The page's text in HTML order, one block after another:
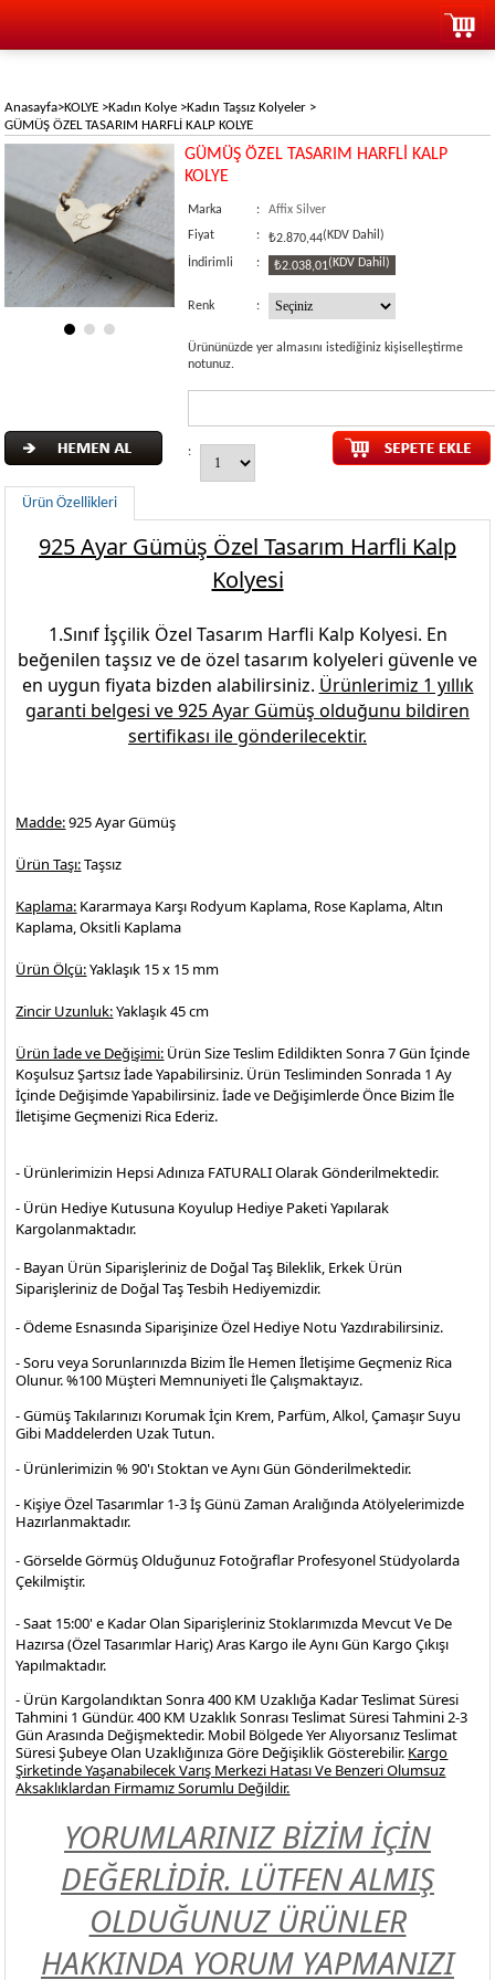
Anasayfa>KOLYE >Kadın Kolye >Kadın Taşsız Kolyeler >
GÜMÜŞ ÖZEL TASARIM HARFLİ KALP KOLYE
GÜMÜŞ ÖZEL TASARIM HARFLİ KALP
KOLYE
Marka :
Affix Silver
Fiyat
: ₺2.870,44(KDV Dahil)
İndirimli : ₺2.038,01(KDV Dahil)
Renk :
Ürününüzde yer almasını istediğiniz kişiselleştirme
notunuz.
:
Ürün Özellikleri
925 Ayar Gümüş Özel Tasarım Harfli Kalp
Kolyesi
1.Sınıf İşçilik Özel Tasarım Harfli Kalp Kolyesi. En
beğenilen taşsız ve de özel tasarım kolyeleri güvenle ve
en uygun fiyata bizden alabilirsiniz. Ürünlerimiz 1 yıllık
garanti belgesi ve925 Ayar Gümüş olduğunu bildiren
sertifikası ile gönderilecektir.
Madde:925 Ayar Gümüş
Ürün Taşı:Taşsız
Kaplama: Kararmaya Karşı Rodyum Kaplama, Rose Kaplama, Altın
Kaplama, Oksitli Kaplama
Ürün Ölçü:Yaklaşık 15 x 15 mm
Zincir Uzunluk:Yaklaşık 45 cm
Ürün İade ve Değişimi: Ürün Size Teslim Edildikten Sonra 7 Gün İçinde
Koşulsuz Şartsız İade Yapabilirsiniz. Ürün Tesliminden Sonrada 1 Ay
İçinde Değişimde Yapabilirsiniz. İade ve Değişimlerde Önce Bizim İle
İletişime Geçmenizi Rica Ederiz.
- Ürünlerimizin Hepsi Adınıza FATURALI Olarak Gönderilmektedir.
- Ürün Hediye Kutusuna Koyulup Hediye Paketi Yapılarak
Kargolanmaktadır.
- Bayan Ürün Siparişleriniz de Doğal Taş Bileklik, Erkek Ürün
Siparişleriniz de Doğal Taş Tesbih Hediyemizdir.
- Ödeme Esnasında Siparişinize Özel Hediye Notu Yazdırabilirsiniz.
- Soru veya Sorunlarınızda Bizim İle Hemen İletişime Geçmeniz Rica
Olunur. %100 Müşteri Memnuniyeti İle Çalışmaktayız.
- Gümüş Takılarınızı Korumak İçin Krem, Parfüm, Alkol, Çamaşır Suyu
Gibi Maddelerden Uzak Tutun.
- Ürünlerimizin % 90'ı Stoktan ve Aynı Gün Gönderilmektedir.
- Kişiye Özel Tasarımlar 1-3 İş Günü Zaman Aralığında Atölyelerimizde
Hazırlanmaktadır.
- Görselde Görmüş Olduğunuz Fotoğraflar ProfesyonelStüdyolarda
Çekilmiştir.
- Saat 15:00' e Kadar Olan Siparişleriniz Stoklarımızda Mevcut Ve De
Hazırsa (Özel Tasarımlar Hariç) Aras Kargo ile Aynı Gün Kargo Çıkışı
Yapılmaktadır.
- Ürün Kargolandıktan Sonra 400 KM Uzaklığa Kadar Teslimat Süresi
Tahmini 1 Gündür. 400 KM Uzaklık Sonrası Teslimat Süresi Tahmini 2-3
Gün Arasında Değişmektedir. Mobil Bölgede Yer Alıyorsanız Teslimat
Süresi Şubeye Olan Uzaklığınıza Göre Değişiklik Gösterebilir. Kargo
Şirketinde Yaşanabilecek Varış Merkezi Hatası Ve Benzeri Olumsuz
Aksaklıklardan Firmamız Sorumlu Değildir.
YORUMLARINIZ BİZİM İÇİN
DEĞERLİDİR. LÜTFEN ALMIŞ
OLDUĞUNUZ ÜRÜNLER
HAKKINDA YORUM YAPMANIZI